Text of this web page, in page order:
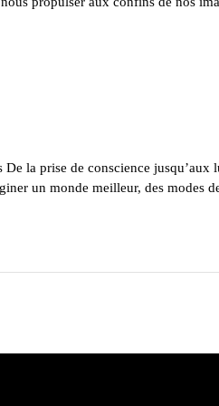
la prise de conscience jusqu’aux
un monde meilleur, des modes